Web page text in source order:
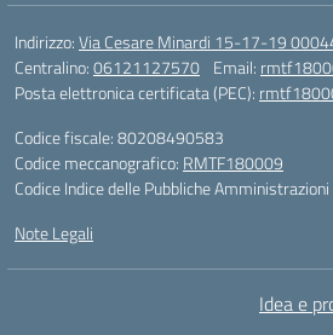
Indirizzo:Via Cesare Minardi 15-17-19
Centralino:06121127570 Email:
Posta elettronica certificata (PEC):
Codice fiscale: 80208490583
Codice meccanografico: RMTF180009
Codice Indice delle Pubbliche
Note Legali
Idea e